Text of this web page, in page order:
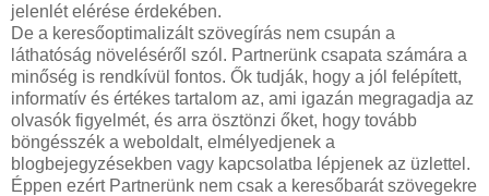
jelenlét elérése érdekében.
De a keresőoptimalizált szövegírás nem csupán a
láthatóság növeléséről szól. Partnerünk csapata számára a
minőség is rendkívül fontos. Ők tudják, hogy a jól felépített,
informatív és értékes tartalom az, ami igazán megragadja az
olvasók figyelmét, és arra ösztönzi őket, hogy tovább
böngésszék a weboldalt, elmélyedjenek a
blogbejegyzésekben vagy kapcsolatba lépjenek az üzlettel.
Éppen ezért Partnerünk nem csak a keresőbarát szövegekre